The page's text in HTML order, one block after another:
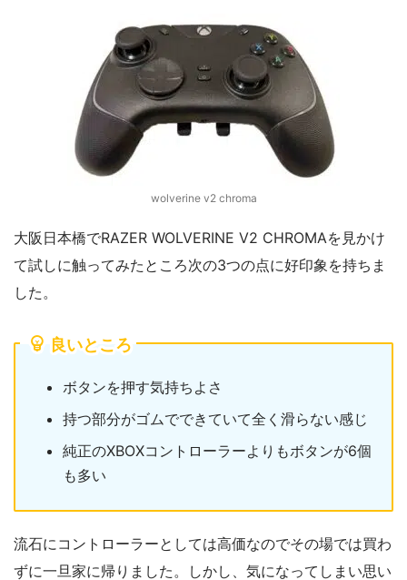
wolverine v2 chroma
大阪日本橋でRAZER WOLVERINE V2 CHROMAを見かけ
て試しに触ってみたところ次の3つの点に好印象を持ちま
した。
良いところ
ボタンを押す気持ちよさ
持つ部分がゴムでできていて全く滑らない感じ
純正のXBOXコントローラーよりもボタンが6個
も多い
流石にコントローラーとしては高価なのでその場では買わ
ずに一旦家に帰りました。しかし、気になってしまい思い